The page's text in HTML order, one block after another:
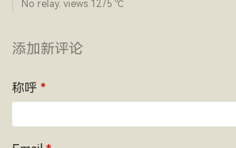
No relay. views 1275 ­℃
添加新评论
称呼 *